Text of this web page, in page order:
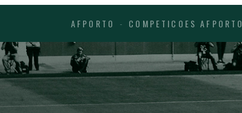
AFPORTO COMPETICOES AFPORTO